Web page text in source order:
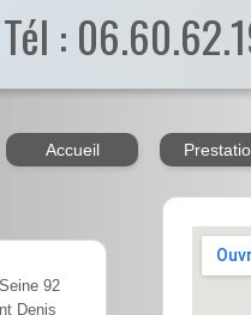
Tél :
Accueil
92
Denis